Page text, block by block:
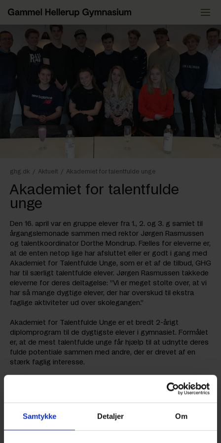
Samtykke Detaljer Om
indhold
ghg.dk / Aktuelt / Akademiet for talentfulde unge
Akademiet for talentfulde
unge
Den 16. april var en gruppe elever fra 1., 2. og 3. g samlet til
årgangslemonade sammen med rektor Jørgen Rasmussen
og talentkoordinator Dorthe Mondrup. Fælles for eleverne er,
at de enten netop lige har afsluttet eller er godt i gang med
Akademiet for Talentfulde Unge, som er et af de tilbud, GHG
har til særligt talentfulde elever. Jørgen Rasmussen takkede
eleverne for deres deltagelse: ”Vi er meget stolte over, at vi
har så mange dygtige elever, der har overskud til ekstra
faglige aktiviteter ud over skolegangen.”
Akademiet for Talentfulde Unge er et bredt 2-årigt
diplomprogram til de dygtigste elever i gymnasiet. Formålet
er, at de mest talentfulde unge får hjælp til at udnytte deres
fulde potentiale sammen med andre, der er drevet af en
stærk faglig interesse.
Programmet består af faglige oplæg, workshops og
naturvidenskabelige og humanistiske fag og sætter
samtidig fokus på personlig udvikling.
Marcus fra 3.x er i dagligdagen på GHG meget fokusret på